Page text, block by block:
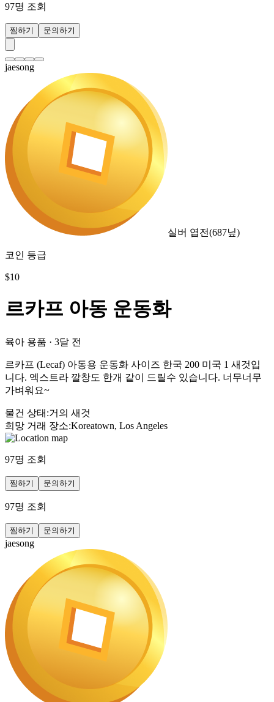
97명 조회
찜하기 문의하기
jaesong
실버 엽전(687닢)
코인 등급
$10
르카프 아동 운동화
육아 용품 · 3달 전
르카프 (Lecaf) 아동용 운동화 사이즈 한국 200 미국 1 새것입
니다. 엑스트라 깔창도 한개 같이 드릴수 있습니다. 너무너무
가벼워요~
물건 상태 :거의 새것
희망 거래 장소:Koreatown, Los Angeles
97명 조회
찜하기 문의하기
97명 조회
찜하기 문의하기
jaesong